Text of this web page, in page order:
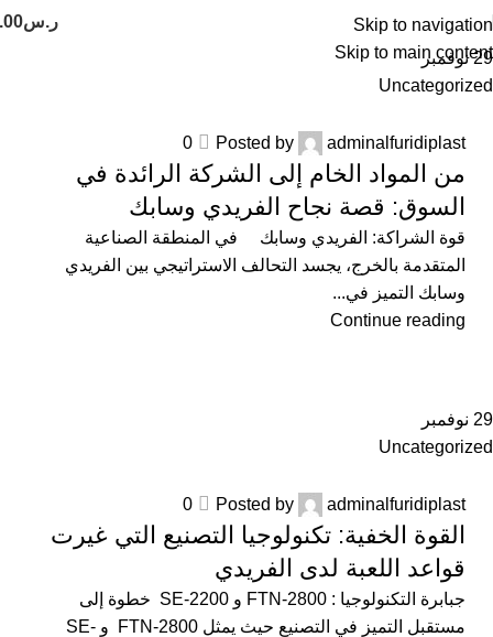
Skip to navigation
Skip to main content
ر.س
29 نوفمبر
Uncategorized
Posted by adminalfuridiplast
0
من المواد الخام إلى الشركة الرائدة في
السوق: قصة نجاح الفريدي وسابك
قوة الشراكة: الفريدي وسابك في المنطقة الصناعية
المتقدمة بالخرج، يجسد التحالف الاستراتيجي بين الفريدي
وسابك التميز في...
Continue reading
29 نوفمبر
Uncategorized
Posted by adminalfuridiplast
0
القوة الخفية: تكنولوجيا التصنيع التي غيرت
قواعد اللعبة لدى الفريدي
جبابرة التكنولوجيا : FTN-2800 و SE-2200 خطوة إلى
مستقبل التميز في التصنيع حيث يمثل FTN-2800 و SE-